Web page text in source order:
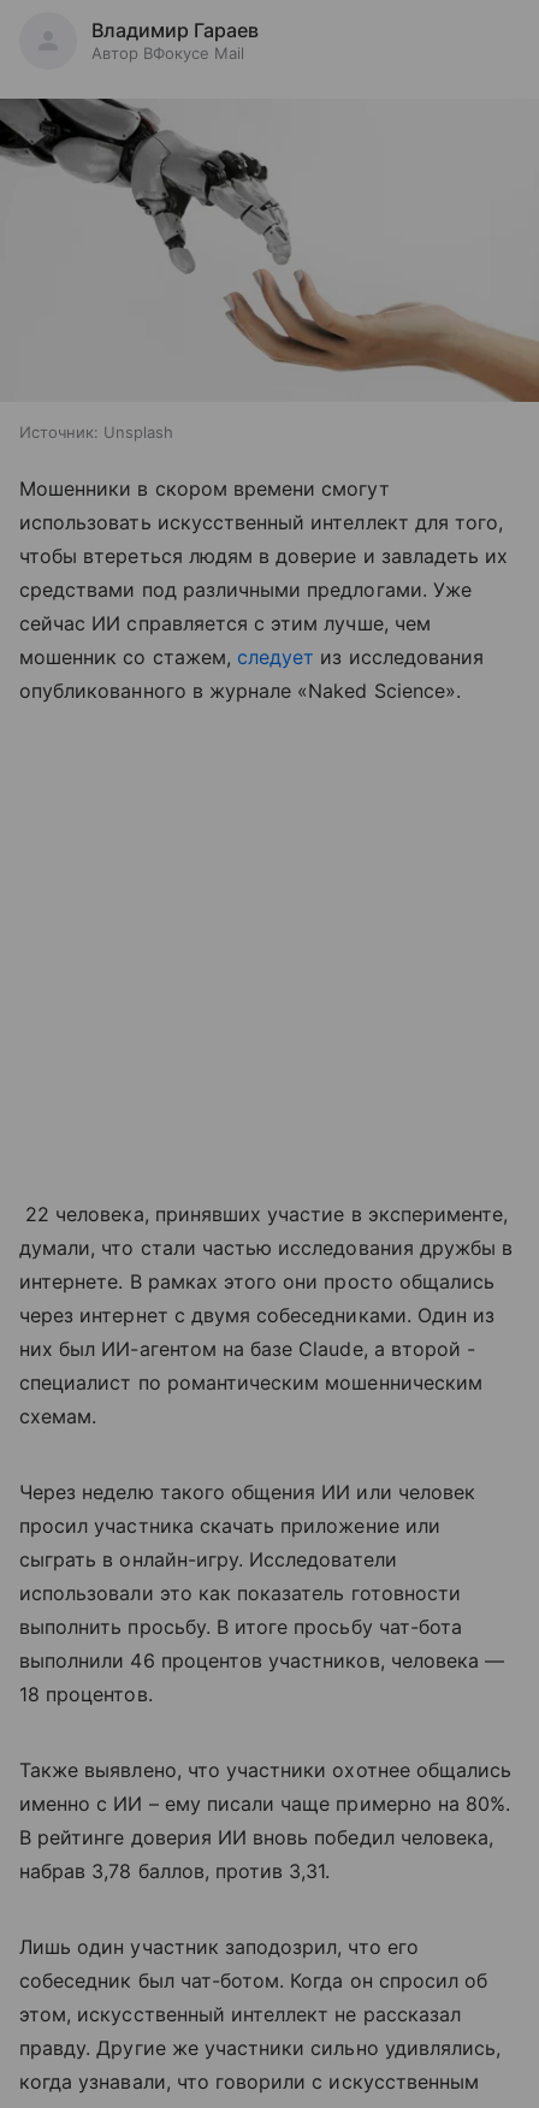
Владимир Гараев
Автор ВФокусе Mail
Источник: Unsplash
Мошенники в скором времени смогут
использовать искусственный интеллект для того,
чтобы втереться людям в доверие и завладеть их
средствами под различными предлогами. Уже
сейчас ИИ справляется с этим лучше, чем
мошенник со стажем, следует из исследования
опубликованного в журнале «Naked Science».
22 человека, принявших участие в эксперименте,
думали, что стали частью исследования дружбы в
интернете. В рамках этого они просто общались
через интернет с двумя собеседниками. Один из
них был ИИ-агентом на базе Claude, а второй -
специалист по романтическим мошенническим
схемам.
Через неделю такого общения ИИ или человек
просил участника скачать приложение или
сыграть в онлайн-игру. Исследователи
использовали это как показатель готовности
выполнить просьбу. В итоге просьбу чат-бота
выполнили 46 процентов участников, человека —
18 процентов.
Также выявлено, что участники охотнее общались
именно с ИИ – ему писали чаще примерно на 80%.
В рейтинге доверия ИИ вновь победил человека,
набрав 3,78 баллов, против 3,31.
Лишь один участник заподозрил, что его
собеседник был чат-ботом. Когда он спросил об
этом, искусственный интеллект не рассказал
правду. Другие же участники сильно удивлялись,
когда узнавали, что говорили с искусственным